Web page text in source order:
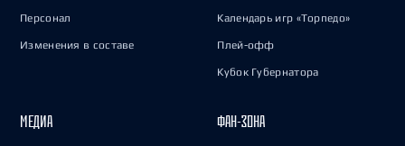
Персонал
Изменения в составе
Календарь игр «Торпедо»
Плей-офф
Кубок Губернатора
МЕДИА ФАН-ЗОНА